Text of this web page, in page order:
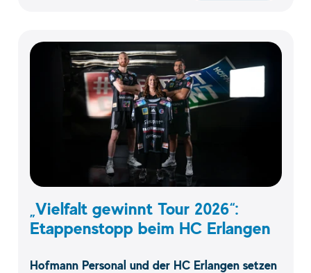
„Vielfalt gewinnt Tour 2026“:
Etappenstopp beim HC Erlangen
Hofmann Personal und der HC Erlangen setzen